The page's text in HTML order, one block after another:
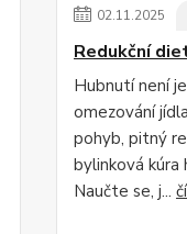
02.11.2025
Redukční
Hubnutí není
omezování
pohyb, pitný
bylinková kúra
Naučte se, j...